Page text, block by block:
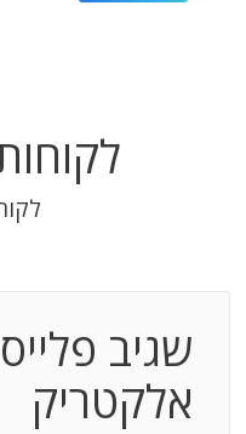
שגיב
אלקטריק